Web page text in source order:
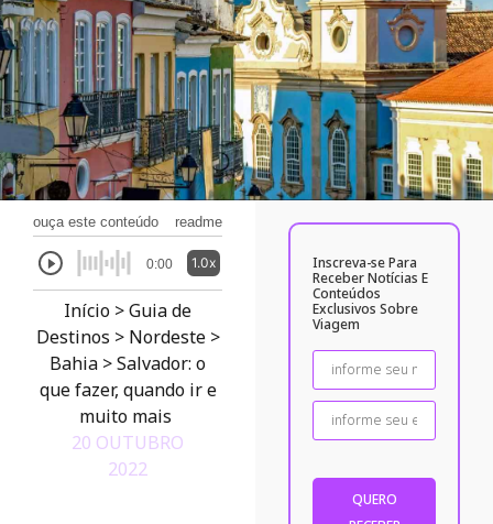
ouça este conteúdo readme
0:00 1.0x
Início >Guia de
Destinos > Nordeste>
Bahia >Salvador: o
que fazer, quando ir e
muito mais
20 OUTUBRO
2022
Inscreva-se Para
Receber Notícias E
Conteúdos
Exclusivos Sobre
Viagem